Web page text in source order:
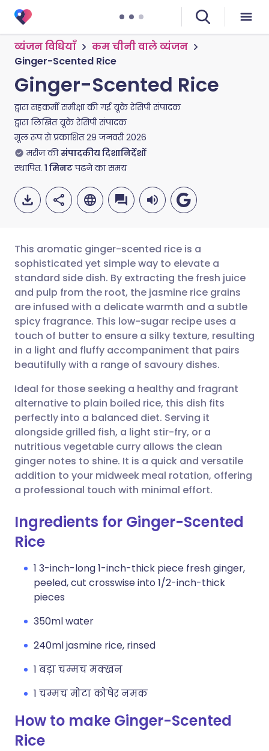
व्यंजन विधियाँ
कम चीनी वाले व्यंजन
Ginger-Scented Rice
Ginger-Scented Rice
द्वारा सहकर्मी समीक्षा की गईयूके रेसिपी संपादक
द्वारा लिखितयूके रेसिपी संपादक
मूल रूप से प्रकाशित 29 जनवरी 2026
मरीज की संपादकीय दिशानिर्देशों
स्थापित. 1 मिनटपढ़ने का समय
ईमेल के माध्यम से साझा करें
फेसबुक के माध्यम से साझा करें
लिंक्डइन के माध्यम से साझा
करें
X के माध्यम से साझा करें
WhatsApp के माध्यम से साझा
करें
लिंक कॉपी करें
🇬🇧 English 🇩🇪 Deutsch
🇪🇸 Español 🇫🇷 Français
🇮🇹 Italiano 🇵🇹
🇮🇳 हिन्दी 🇮🇱 עברית
🇸🇦 عربي 🇸🇪 Svenska
This aromatic ginger-scented rice is a
sophisticated yet simple way to elevate a
standard side dish. By extracting the fresh juice
and pulp from the root, the jasmine rice grains
are infused with a delicate warmth and a subtle
spicy fragrance. This low-sugar recipe uses a
touch of butter to ensure a silky texture, resulting
in a light and fluffy accompaniment that pairs
beautifully with a range of savoury dishes.
Ideal for those seeking a healthy and fragrant
alternative to plain boiled rice, this dish fits
perfectly into a balanced diet. Serving it
alongside grilled fish, a light stir-fry, or a
nutritious vegetable curry allows the clean
ginger notes to shine. It is a quick and versatile
addition to your midweek meal rotation, offering
a professional touch with minimal effort.
Ingredients for Ginger-Scented
Rice
1 3-inch-long 1-inch-thick piece fresh ginger,
peeled, cut crosswise into 1/2-inch-thick
pieces
350ml water
240ml jasmine rice, rinsed
1 बड़ा चम्मच मक्खन
1 चम्मच मोटा कोषेर नमक
How to make Ginger-Scented
Rice